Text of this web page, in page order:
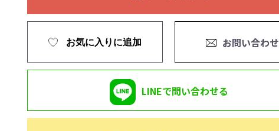
お気に入りに追加 お問い合わせ
LINEで問い合わせる